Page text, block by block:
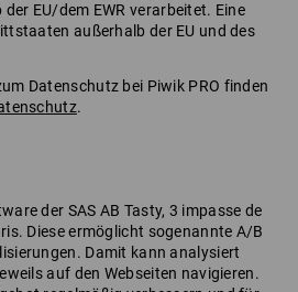
EU/dem EWR verarbeitet. Eine
außerhalb der EU und des
Datenschutz bei Piwik PRO finden
.
der SAS AB Tasty, 3 impasse de
Diese ermöglicht sogenannte A/B
Damit kann analysiert
auf den Webseiten navigieren.